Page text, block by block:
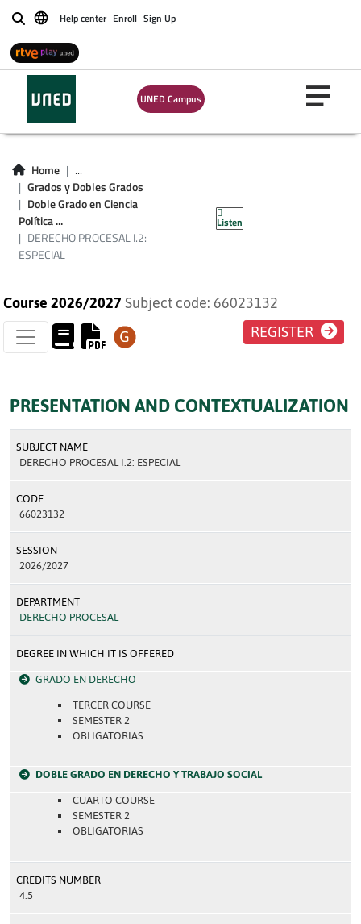
BuscarHelp center Enroll Sign Up
UNED Campus
Home
...
Grados y Dobles Grados
Doble Grado en Ciencia
Política ...
DERECHO PROCESAL I.2:
ESPECIAL
Listen
DERECHO
PROCESAL I.2:
ESPECIAL
Course 2026/2027 Subject code: 66023132
REGISTER
PRESENTATION AND CONTEXTUALIZATION
SUBJECT NAME
DERECHO PROCESAL I.2: ESPECIAL
CODE
66023132
SESSION
2026/2027
DEPARTMENT
DERECHO PROCESAL
DEGREE IN WHICH IT IS OFFERED
GRADO EN DERECHO
TERCER COURSE
SEMESTER 2
OBLIGATORIAS
DOBLE GRADO EN DERECHO Y TRABAJO SOCIAL
CUARTO COURSE
SEMESTER 2
OBLIGATORIAS
CREDITS NUMBER
4.5